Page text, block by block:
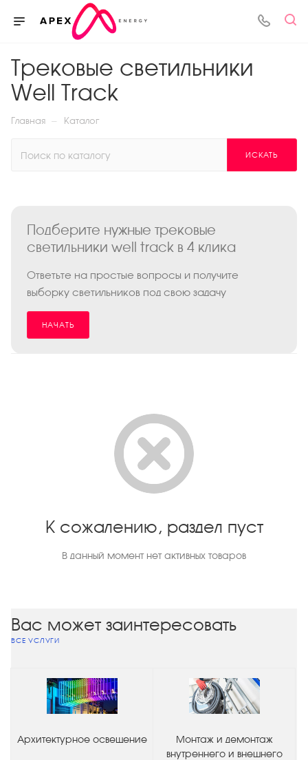
Трековые светильники
Well Track
Главная — Каталог
ИСКАТЬ
Подберите нужные трековые
светильники well track в 4 клика
Ответьте на простые вопросы и получите
выборку светильников под свою задачу
НАЧАТЬ
К сожалению, раздел пуст
В данный момент нет активных товаров
Вас может заинтересовать
ВСЕ УСЛУГИ
Архитектурное освещение
Монтаж и демонтаж
внутреннего и внешнего